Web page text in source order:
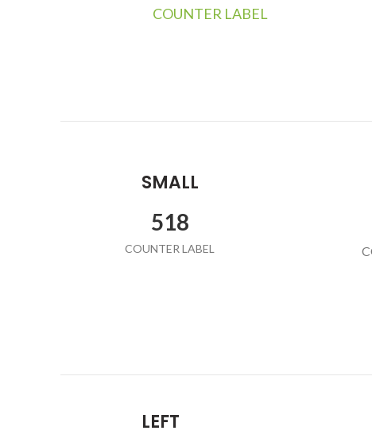
COUNTER LABEL
SMALL
532
COUNTER LABEL
LEFT